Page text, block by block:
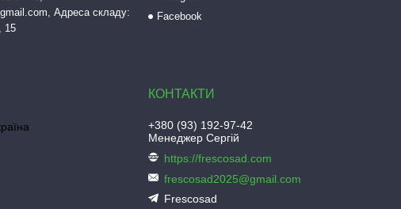
Адреса складу:
15
Facebook
+380 (93) 192-97-42
Менеджер Сергій
https://frescosad.com
frescosad2025@gmail.com
Frescosad